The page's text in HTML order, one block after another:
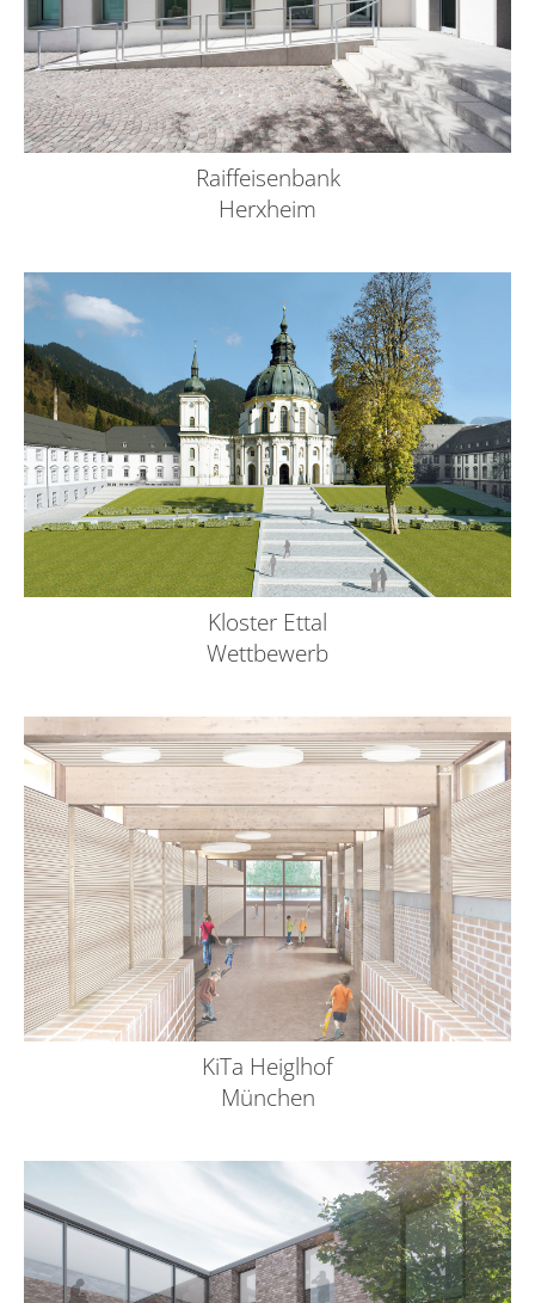
Raiffeisenbank
Herxheim
Kloster Ettal
Wettbewerb
KiTa Heiglhof
München